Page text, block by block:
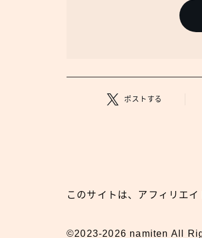
ポストする
このサイトは、アフィリエイ
©2023-2026 namiten All